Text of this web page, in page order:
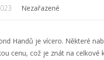
Nezařazené
Handů je vícero. Některé
cenu, což je znát na celkové